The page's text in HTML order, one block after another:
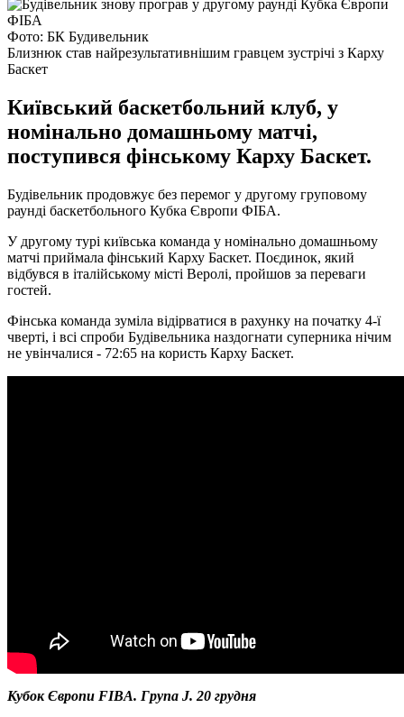
Фото: БК Будивельник
Близнюк став найрезультативнішим гравцем зустрічі з Карху
Баскет
Київський баскетбольний клуб, у
номінально домашньому матчі,
поступився фінському Карху Баскет.
Будівельник продовжує без перемог у другому груповому
раунді баскетбольного Кубка Європи ФІБА.
У другому турі київська команда у номінально домашньому
матчі приймала фінський Карху Баскет. Поєдинок, який
відбувся в італійському місті Веролі, пройшов за переваги
гостей.
Фінська команда зуміла відірватися в рахунку на початку 4-ї
чверті, і всі спроби Будівельника наздогнати суперника нічим
не увінчалися - 72:65 на користь Карху Баскет.
Кубок Європи FIBA. Група J. 20 грудня